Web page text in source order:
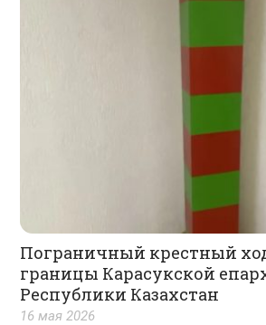
Пограничный крестный
границы Карасукской
Республики Казахстан
16 мая 2026